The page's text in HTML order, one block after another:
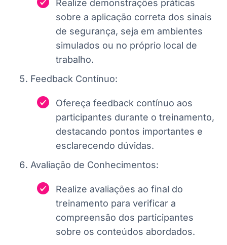
Realize demonstrações práticas
sobre a aplicação correta dos sinais
de segurança, seja em ambientes
simulados ou no próprio local de
trabalho.
Feedback Contínuo:
Ofereça feedback contínuo aos
participantes durante o treinamento,
destacando pontos importantes e
esclarecendo dúvidas.
Avaliação de Conhecimentos:
Realize avaliações ao final do
treinamento para verificar a
compreensão dos participantes
sobre os conteúdos abordados.